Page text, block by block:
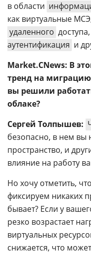
в области
как виртуальные
удаленного доступа,
аутентификация и
Market.CNews: В
тренд на
вы решили
облаке?
Сергей Толпышев:
безопасно, в нем вы
пространство, и
влияние на работу
Но хочу отметить,
фиксируем никаких
бывает? Если у
резко возрастает
виртуальных
снижается, что